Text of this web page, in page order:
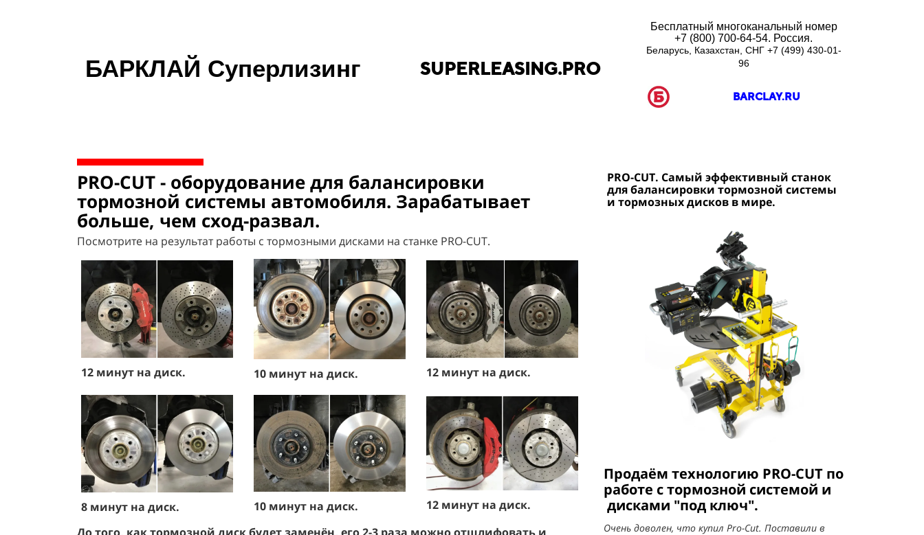
БАРКЛАЙ Суперлизинг SUPERLEASING.PRO
Бесплатный многоканальный номер
+7 (800) 700-64-54. Россия.
Беларусь, Казахстан, СНГ +7 (499) 430-01-
96
BARCLAY.RU
PRO-CUT - оборудование для балансировки
тормозной системы автомобиля. Зарабатывает
больше, чем сход-развал.
Посмотрите на результат работы с тормозными дисками на станке PRO-CUT.
12 минут на диск. 10 минут на диск. 12 минут на диск.
8 минут на диск. 10 минут на диск.
12 минут на диск.
PRO-CUT. Самый эффективный станок
для балансировки тормозной системы
и тормозных дисков в мире.
Продаём технологию PRO-CUT по
работе с тормозной системой и
дисками "под ключ".
Очень доволен, что купил Pro-Cut. Поставили в